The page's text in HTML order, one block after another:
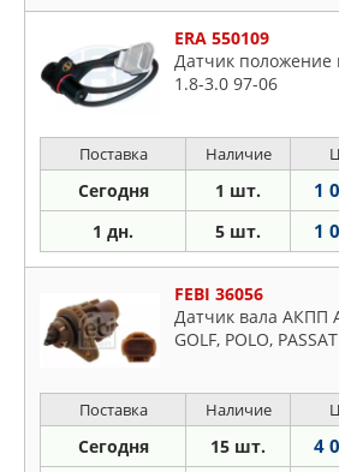
ERA 550109
Датчик положение
1.8-3.0 97-06
Поставка Наличие
Сегодня 1 шт. 1
1 дн. 5 шт. 1
FEBI 36056
Датчик вала АКПП
GOLF, POLO,
Поставка Наличие
Сегодня 15 шт. 4